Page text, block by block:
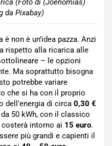
(Foto di (Joenomias)
da Pixabay)
non è un’idea pazza. Anzi
rispetto alla ricarica alle
– le opzioni
Ma soprattutto bisogna
potrebbe variare
che si ha con il proprio
dell’energia di circa 0,30 €
50 kWh, con il classico
costerà intorno ai 15 euro.
più grandi e capienti il